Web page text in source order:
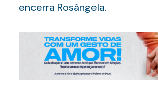
encerra Rosângela.